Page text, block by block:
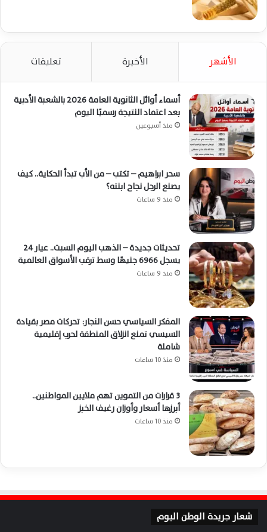
الأشهر الأخيرة تعليقات
أسماء أوائل الثانوية العامة 2026 بالشعبة الأدبية
بعد اعتماد النتيجة رسميًا اليوم
منذ أسبوعين
سحر ابراهيم – تكتب – من الأب تبدأ الحكاية.. كيف
يصنع الرجل نجاح ابنته؟
منذ 9 ساعات
تحديثات جديدة – الذهب اليوم السبت.. عيار 24
يسجل 6966 جنيهًا وسط ترقب الأسواق العالمية
منذ 9 ساعات
المفكر السياسي حسن النجار: تحركات مصر بقيادة
السيسي تمنع انزلاق المنطقة لحرب إقليمية
شاملة
منذ 10 ساعات
3 قرارات من التموين تهم ملايين المواطنين..
أبرزها أسعار وأوزان رغيف الخبز
منذ 10 ساعات
شعار جريدة الوطن اليوم